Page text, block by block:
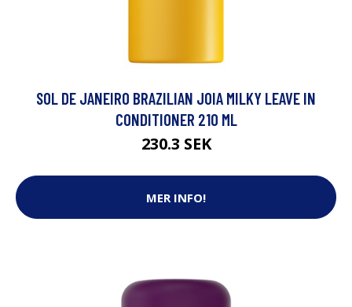
SOL DE JANEIRO BRAZILIAN JOIA MILKY LEAVE IN
CONDITIONER 210 ML
230.3 SEK
MER INFO!